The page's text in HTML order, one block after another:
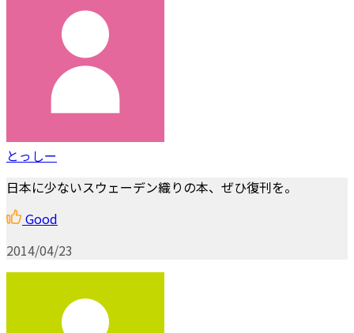
とっしー
日本に少ないスウェーデン織りの本、ぜひ復刊を。
Good
2014/04/23